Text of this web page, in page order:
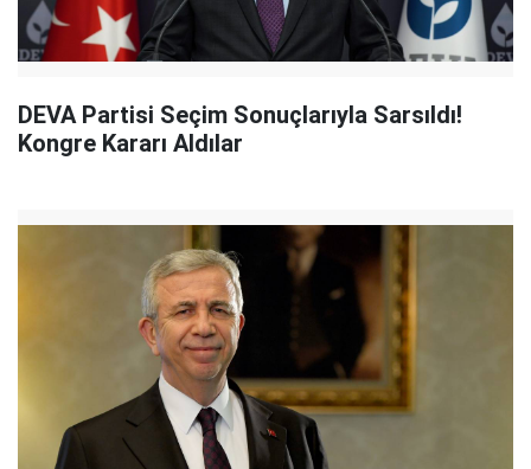
DEVA Partisi Seçim Sonuçlarıyla Sarsıldı!
Kongre Kararı Aldılar